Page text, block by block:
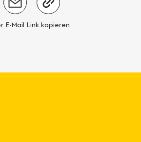
E-Mail Link kopieren